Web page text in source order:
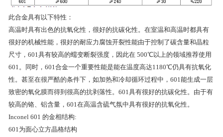
此合金具有以下特性：
高温时具有出色的抗氧化性，很好的抗碳化性。在室温和高温时都具有
很好的机械性能，很好的耐应力腐蚀开裂性能由于控制了碳含量和晶粒
尺寸，601具有较高的蠕变断裂强度，因此在 500℃以上的领域推荐使用
601。同时，601合金一个重要性能是能在温度高达1180℃仍具有抗氧化
性。甚至在很严酷的条件下，如加热和冷却循环过程中，601能生成一层
致密的氧化膜而得到很高的抗剥落性。601具有很好的抗碳化性。由于有
较高的铬、铝含量，601在高温含硫气氛中具有很好的抗氧化性。
Inconel 601 的金相结构:
601为面心立方晶格结构